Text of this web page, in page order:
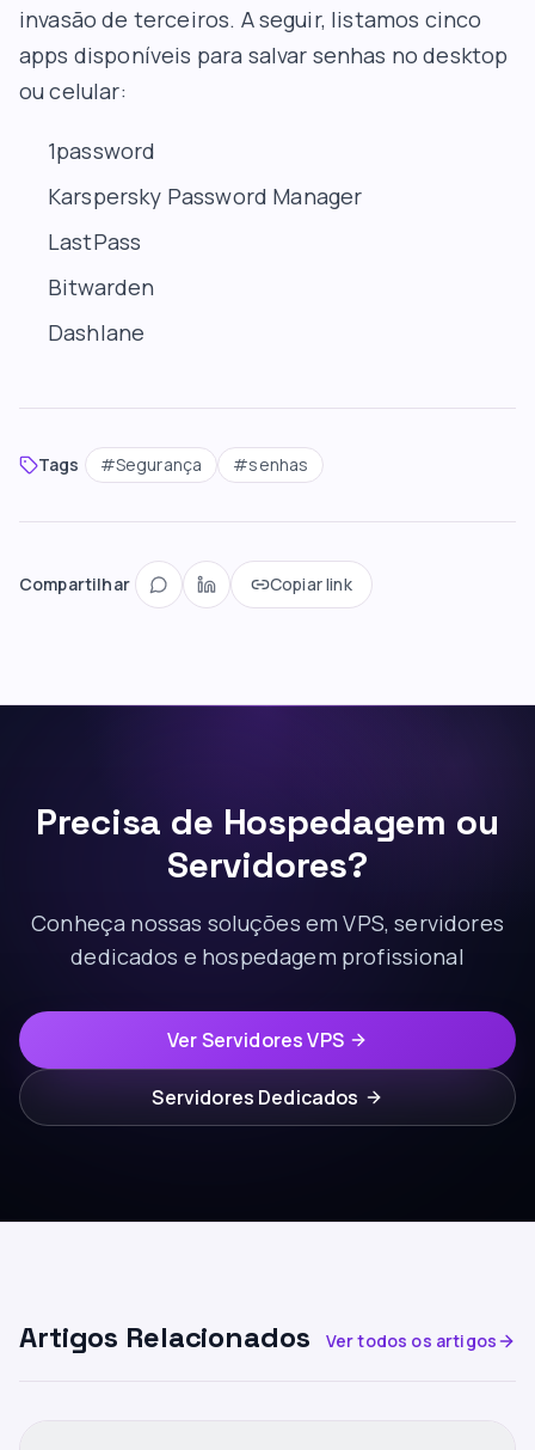
invasão de terceiros. A seguir, listamos cinco
apps disponíveis para salvar senhas no desktop
ou celular:
1password
Karspersky Password Manager
LastPass
Bitwarden
Dashlane
Tags #Segurança #senhas
Compartilhar Copiar link
Precisa de Hospedagem ou
Servidores?
Conheça nossas soluções em VPS, servidores
dedicados e hospedagem profissional
Ver Servidores VPS
Servidores Dedicados
Artigos Relacionados Ver todos os artigos